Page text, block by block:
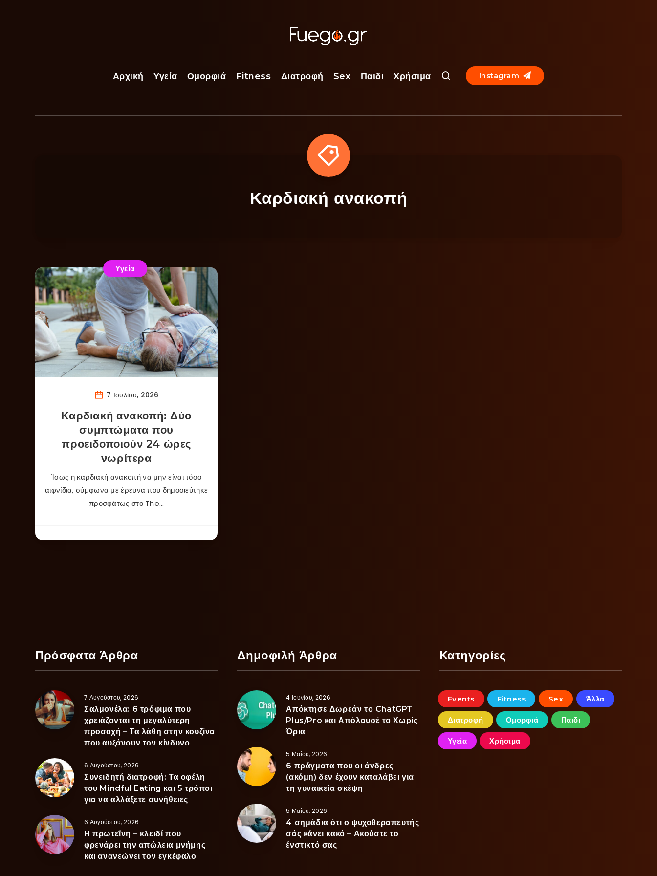
Αρχική Υγεία Ομορφιά Fitness Διατροφή Sex Παιδι Χρήσιμα Instagram
Καρδιακή ανακοπή
Υγεία
7 Ιουλίου, 2026
Καρδιακή ανακοπή: Δύο
συμπτώματα που
προειδοποιούν 24 ώρες
νωρίτερα
Ίσως η καρδιακή ανακοπή να μην είναι τόσο
αιφνίδια, σύμφωνα με έρευνα που δημοσιεύτηκε
προσφάτως στο The…
Πρόσφατα Άρθρα
7 Αυγούστου, 2026
Σαλμονέλα: 6 τρόφιμα που
χρειάζονται τη μεγαλύτερη
προσοχή – Τα λάθη στην κουζίνα
που αυξάνουν τον κίνδυνο
6 Αυγούστου, 2026
Συνειδητή διατροφή: Τα οφέλη
του Mindful Eating και 5 τρόποι
για να αλλάξετε συνήθειες
6 Αυγούστου, 2026
Η πρωτεΐνη – κλειδί που
φρενάρει την απώλεια μνήμης
και ανανεώνει τον εγκέφαλο
Δημοφιλή Άρθρα
4 Ιουνίου, 2026
Απόκτησε Δωρεάν το ChatGPT
Plus/Pro και Απόλαυσέ το Χωρίς
Όρια
5 Μαΐου, 2026
6 πράγματα που οι άνδρες
(ακόμη) δεν έχουν καταλάβει για
τη γυναικεία σκέψη
5 Μαΐου, 2026
4 σημάδια ότι ο ψυχοθεραπευτής
σάς κάνει κακό – Ακούστε το
ένστικτό σας
Κατηγορίες
Events Fitness Sex Άλλα
Διατροφή Ομορφιά Παιδι
Υγεία Χρήσιμα